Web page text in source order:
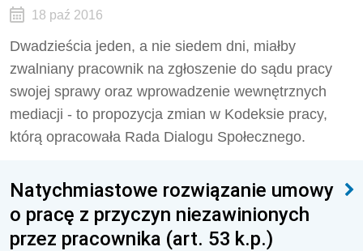
18 paź 2016
Dwadzieścia jeden, a nie siedem dni, miałby
zwalniany pracownik na zgłoszenie do sądu pracy
swojej sprawy oraz wprowadzenie wewnętrznych
mediacji - to propozycja zmian w Kodeksie pracy,
którą opracowała Rada Dialogu Społecznego.
Natychmiastowe rozwiązanie umowy
o pracę z przyczyn niezawinionych
przez pracownika (art. 53 k.p.)